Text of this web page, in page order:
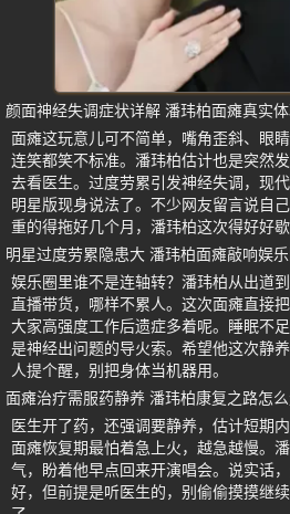
颜面神经失调症状详解 潘玮柏面瘫真实
面瘫这玩意儿可不简单，嘴角歪斜、眼
连笑都笑不标准。潘玮柏估计也是突然
去看医生。过度劳累引发神经失调，现
明星版现身说法了。不少网友留言说自
重的得拖好几个月，潘玮柏这次得好好歇
明星过度劳累隐患大 潘玮柏面瘫敲响娱
娱乐圈里谁不是连轴转？潘玮柏从出道
直播带货，哪样不累人。这次面瘫直接
大家高强度工作后遗症多着呢。睡眠不
是神经出问题的导火索。希望他这次静
人提个醒，别把身体当机器用。
面瘫治疗需服药静养 潘玮柏康复之路怎
医生开了药，还强调要静养，估计短期
面瘫恢复期最怕着急上火，越急越慢。
气，盼着他早点回来开演唱会。说实话
好，但前提是听医生的，别偷偷摸摸继